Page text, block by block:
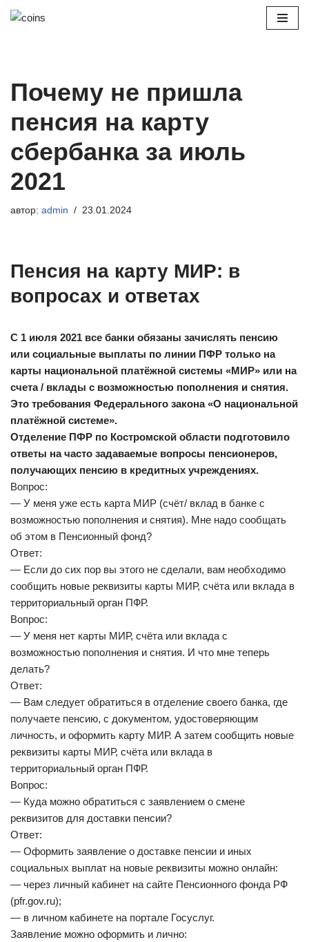
Почему не пришла
пенсия на карту
сбербанка за июль
2021
автор: admin 23.01.2024
Пенсия на карту МИР: в
вопросах и ответах
С 1 июля 2021 все банки обязаны зачислять пенсию
или социальные выплаты по линии ПФР только на
карты национальной платёжной системы «МИР» или на
счета / вклады с возможностью пополнения и снятия.
Это требования Федерального закона «О национальной
платёжной системе».
Отделение ПФР по Костромской области подготовило
ответы на часто задаваемые вопросы пенсионеров,
получающих пенсию в кредитных учреждениях.
Вопрос:
— У меня уже есть карта МИР (счёт/ вклад в банке с
возможностью пополнения и снятия). Мне надо сообщать
об этом в Пенсионный фонд?
Ответ:
— Если до сих пор вы этого не сделали, вам необходимо
сообщить новые реквизиты карты МИР, счёта или вклада в
территориальный орган ПФР.
Вопрос:
— У меня нет карты МИР, счёта или вклада с
возможностью пополнения и снятия. И что мне теперь
делать?
Ответ:
— Вам следует обратиться в отделение своего банка, где
получаете пенсию, с документом, удостоверяющим
личность, и оформить карту МИР. А затем сообщить новые
реквизиты карты МИР, счёта или вклада в
территориальный орган ПФР.
Вопрос:
— Куда можно обратиться с заявлением о смене
реквизитов для доставки пенсии?
Ответ:
— Оформить заявление о доставке пенсии и иных
социальных выплат на новые реквизиты можно онлайн:
— через личный кабинет на сайте Пенсионного фонда РФ
(pfr.gov.ru);
— в личном кабинете на портале Госуслуг.
Заявление можно оформить и лично: